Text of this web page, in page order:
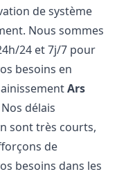
de système
Nous sommes
24 et 7j/7 pour
besoins en
Ars
Nos délais
sont très courts,
de
besoins dans les